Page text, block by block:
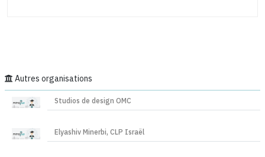
Autres organisations
Studios de design OMC
Elyashiv Minerbi, CLP Israël